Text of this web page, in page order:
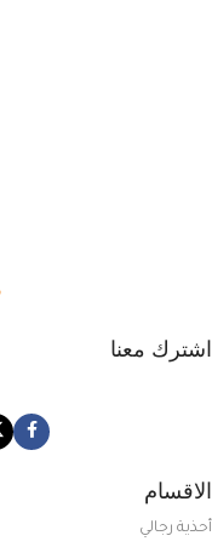
اشترك معنا
الاقسام
أحذية رجالي